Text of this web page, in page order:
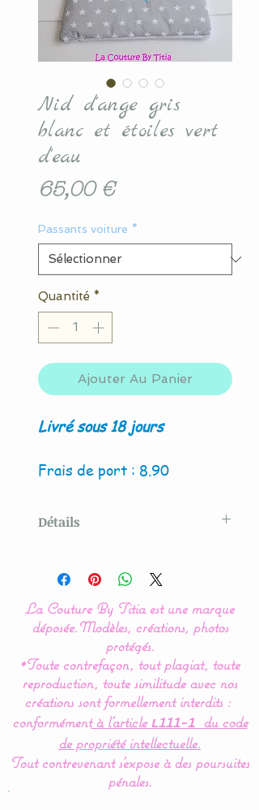
Nid d'ange gris
blanc et étoiles vert
d'eau
65,00 €Prix
Passants voiture *
Quantité *
Ajouter Au Panier
Livré sous 18 jours
Frais de port : 8.90
Détails
By Titia
Nos modèles de nids
d'ange sont entièrement
réalisés en coton (Made in
France) pour en faire un
vrai nid douillé et
confortable.
Pour le confort et le bien
être de bébé,la gigoteuse
La Couture By Titia est une marque
déposée.Modèles, créations, photos
protégés.
*Toute contrefaçon, tout plagiat, toute
reproduction, toute similitude avec nos
créations sont formellement interdits :
conformémentà l’article L111-1
du code
de propriété intellectuelle.
Tout contrevenant s'expose à des poursuites
pénales.